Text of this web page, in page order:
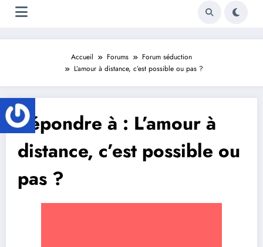
Accueil Forums
Forum séduction
L’amour à distance, c’est possible ou pas ?
Répondre à : L’amour à
distance, c’est possible ou
pas ?